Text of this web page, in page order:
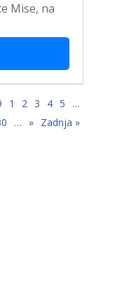
Mise, na
1 2 3 4 5
…
… » Zadnja »